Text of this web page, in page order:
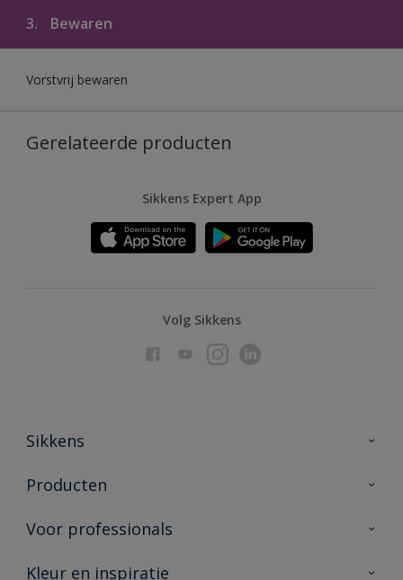
3. Bewaren
Vorstvrij bewaren
Gerelateerde producten
Sikkens Expert App
Volg Sikkens
Sikkens
Over Sikkens
Duurzaamheid
Producten
Producten voor binnen
Vind je verkooppunt
Voor professionals
Advies & service
Kleur en inspiratie